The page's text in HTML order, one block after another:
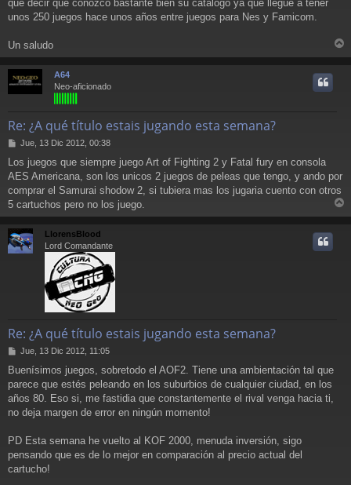
que decir que conozco bastante bien su catalogo ya que llegue a tener
unos 250 juegos hace unos años entre juegos para Nes y Famicom.
Un saludo
r
A64
Neo-aficionado
Re: ¿A qué título estais jugando esta semana?
M
n
s
a
j
Jue, 13 Dic 2012, 00:38
Los juegos que siempre juego Art of Fighting 2 y Fatal fury en consola
AES Americana, son los unicos 2 juegos de peleas que tengo, y ando por
comprar el Samurai shodow 2, si tubiera mas los jugaria cuento con otros
5 cartuchos pero no los juego.
r
LlorensBlood
Lord Comandante
Re: ¿A qué título estais jugando esta semana?
M
n
s
a
j
Jue, 13 Dic 2012, 11:05
Buenísimos juegos, sobretodo el AOF2. Tiene una ambientación tal que
parece que estés peleando en los suburbios de cualquier ciudad, en los
años 80. Eso si, me fastidia que constantemente el rival venga hacia ti,
no deja margen de error en ningún momento!
PD Esta semana he vuelto al KOF 2000, menuda inversión, sigo
pensando que es de lo mejor en comparación al precio actual del
cartucho!